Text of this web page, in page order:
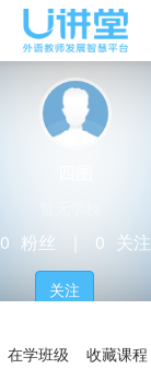
0 粉丝 0 关注
关注
在学班级 收藏课程